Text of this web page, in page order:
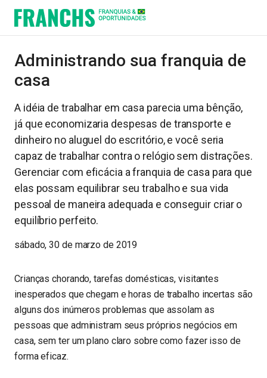
Administrando sua franquia de
casa
A idéia de trabalhar em casa parecia uma bênção,
já que economizaria despesas de transporte e
dinheiro no aluguel do escritório, e você seria
capaz de trabalhar contra o relógio sem distrações.
Gerenciar com eficácia a franquia de casa para que
elas possam equilibrar seu trabalho e sua vida
pessoal de maneira adequada e conseguir criar o
equilíbrio perfeito.
sábado, 30 de marzo de 2019
Crianças chorando, tarefas domésticas, visitantes
inesperados que chegam e horas de trabalho incertas são
alguns dos inúmeros problemas que assolam as
pessoas que administram seus próprios negócios em
casa, sem ter um plano claro sobre como fazer isso de
forma eficaz.